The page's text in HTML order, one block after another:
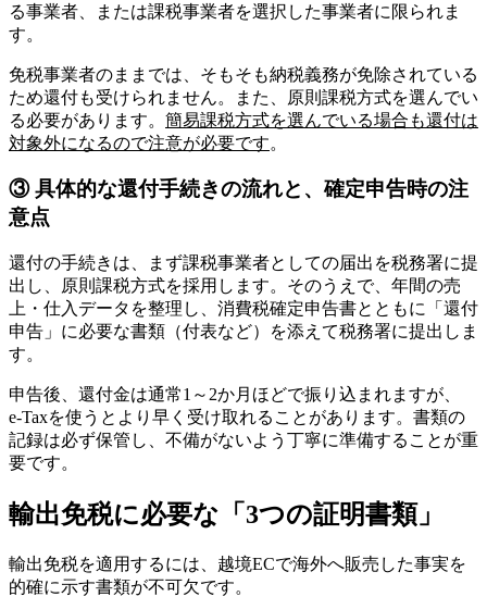
る事業者、または課税事業者を選択した事業者に限られま
す。
​免税事業者のままでは、そもそも納税義務が免除されている
ため還付も受けられません。また、原則課税方式を選んでい
る必要があります。 簡易課税方式を選んでいる場合も還付は
対象外になるので注意が必要です。
③ 具体的な還付手続きの流れと、確定申告時の注
意点
還付の手続きは、まず課税事業者としての届出を税務署に提
出し、原則課税方式を採用します。そのうえで、年間の売
上・仕入データを整理し、消費税確定申告書とともに「還付
申告」に必要な書類（付表など）を添えて税務署に提出しま
す。
​申告後、還付金は通常1～2か月ほどで振り込まれますが、
e‑Taxを使うとより早く受け取れることがあります。書類の
記録は必ず保管し、不備がないよう丁寧に準備することが重
要です。
輸出免税に必要な「3つの証明書類」
輸出免税を適用するには、越境ECで海外へ販売した事実を
的確に示す書類が不可欠です。